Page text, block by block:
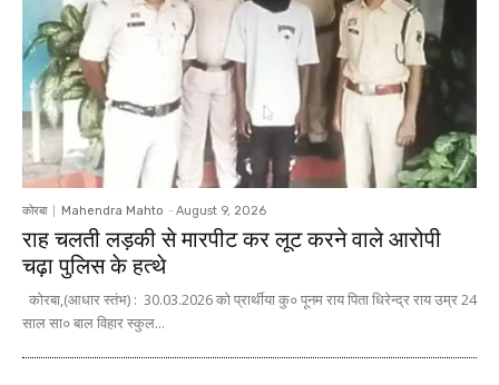
कोरबा Mahendra Mahto - August 9, 2026
राह चलती लड़की से मारपीट कर लूट करने वाले आरोपी
चढ़ा पुलिस के हत्थे
कोरबा,(आधार स्तंभ) : 30.03.2026 को प्रार्थीया कु० पूनम राय पिता धिरेन्द्र राय उम्र 24
साल सा० बाल विहार स्कुल...